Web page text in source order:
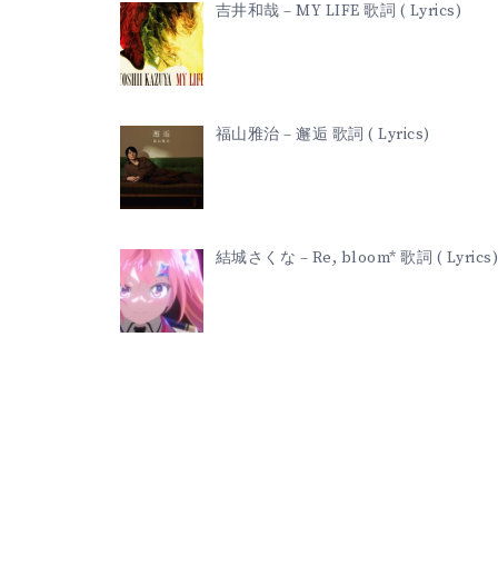
吉井和哉 – MY LIFE 歌詞 ( Lyrics)
福山雅治 – 邂逅 歌詞 ( Lyrics)
結城さくな – Re, bloom* 歌詞 ( Lyrics)